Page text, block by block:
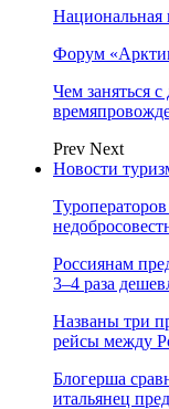
Национальная
Форум
Чем заняться
Prev Next
Новости
Туроператоров
Россиянам
3–4 раза
Названы три
рейсы между
Блогерша
итальянец